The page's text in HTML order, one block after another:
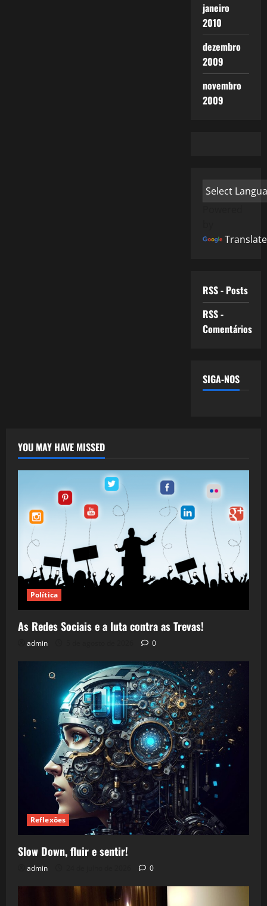
janeiro
2010
dezembro
2009
novembro
2009
Translate
RSS - Posts
RSS -
Comentários
SIGA-NOS
YOU MAY HAVE MISSED
Política
As Redes Sociais e a luta contra as Trevas!
admin 0
Reflexões
Slow Down, fluir e sentir!
admin 0